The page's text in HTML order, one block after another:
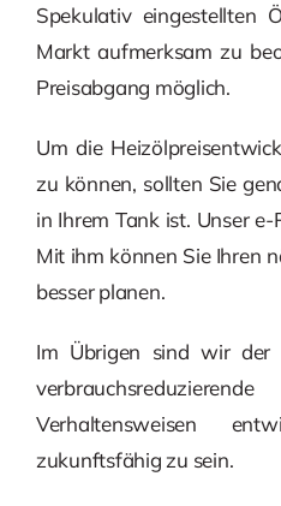
Spekulativ eingestellten
Markt aufmerksam zu
Preisabgang möglich.
Um die
zu können, sollten Sie
in Ihrem Tank ist. Unser
Mit ihm können Sie Ihren
besser planen.
Im Übrigen sind wir der
Verhaltensweisen
zukunftsfähig zu sein.